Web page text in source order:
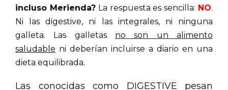
incluso Merienda?La respuesta es sencilla: NO.
Ni las digestive, ni las integrales, ni ninguna
galleta. Las galletas no son un alimento
saludable ni deberían incluirse a diario en una
dieta equilibrada.
Las conocidas como DIGESTIVE pesan